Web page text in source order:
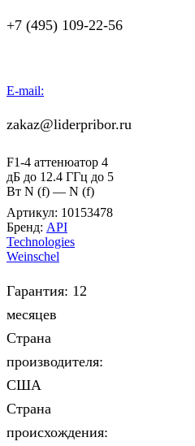
+7 (495) 109-22-56
E-mail:
zakaz@liderpribor.ru
F1-4 аттенюатор 4
дБ до 12.4 ГГц до 5
Вт N (f) — N (f)
Артикул: 10153478
Бренд: API
Technologies
Weinschel
Гарантия: 12
месяцев
Страна
производителя:
США
Страна
происхождения: